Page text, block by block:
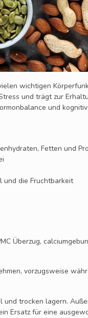
wichtigen
und trägt zur
und
Fetten und
und die Fruchtbarkeit
Überzug,
vorzugsweise
trocken lagern.
Ersatz für eine